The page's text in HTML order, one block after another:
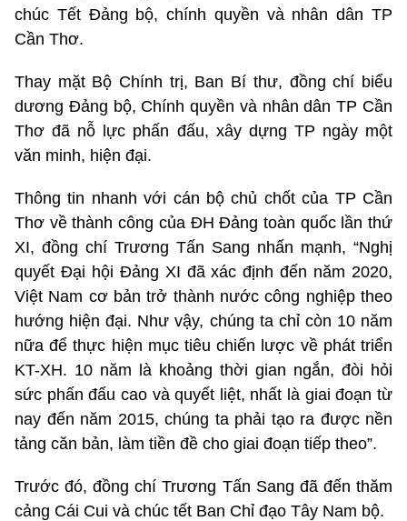
chúc Tết Đảng bộ, chính quyền và nhân dân TP
Cần Thơ.
Thay mặt Bộ Chính trị, Ban Bí thư, đồng chí biểu
dương Đảng bộ, Chính quyền và nhân dân TP Cần
Thơ đã nỗ lực phấn đấu, xây dựng TP ngày một
văn minh, hiện đại.
Thông tin nhanh với cán bộ chủ chốt của TP Cần
Thơ về thành công của ĐH Đảng toàn quốc lần thứ
XI, đồng chí Trương Tấn Sang nhấn mạnh, “Nghị
quyết Đại hội Đảng XI đã xác định đến năm 2020,
Việt Nam cơ bản trở thành nước công nghiệp theo
hướng hiện đại. Như vậy, chúng ta chỉ còn 10 năm
nữa để thực hiện mục tiêu chiến lược về phát triển
KT-XH. 10 năm là khoảng thời gian ngắn, đòi hỏi
sức phấn đấu cao và quyết liệt, nhất là giai đoạn từ
nay đến năm 2015, chúng ta phải tạo ra được nền
tảng căn bản, làm tiền đề cho giai đoạn tiếp theo”.
Trước đó, đồng chí Trương Tấn Sang đã đến thăm
cảng Cái Cui và chúc tết Ban Chỉ đạo Tây Nam bộ.